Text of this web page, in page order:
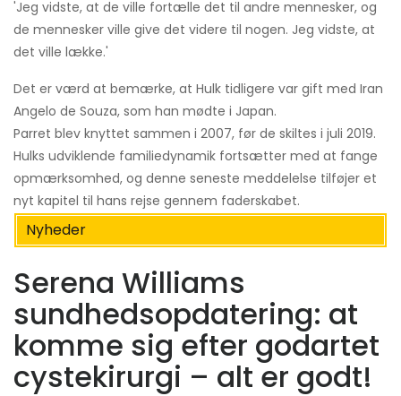
'Jeg vidste, at de ville fortælle det til andre mennesker, og
de mennesker ville give det videre til nogen. Jeg vidste, at
det ville lække.'
Det er værd at bemærke, at Hulk tidligere var gift med Iran
Angelo de Souza, som han mødte i Japan.
Parret blev knyttet sammen i 2007, før de skiltes i juli 2019.
Hulks udviklende familiedynamik fortsætter med at fange
opmærksomhed, og denne seneste meddelelse tilføjer et
nyt kapitel til hans rejse gennem faderskabet.
Nyheder
Serena Williams
sundhedsopdatering: at
komme sig efter godartet
cystekirurgi – alt er godt!